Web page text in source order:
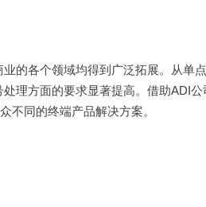
的各个领域均得到广泛拓展。从单
理方面的要求显著提高。借助ADI
不同的终端产品解决方案。